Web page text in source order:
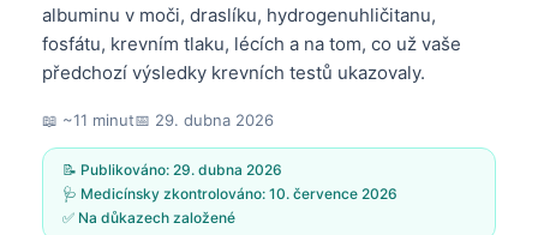
albuminu v moči, draslíku, hydrogenuhličitanu,
fosfátu, krevním tlaku, lécích a na tom, co už vaše
předchozí výsledky krevních testů ukazovaly.
📖 ~11 minut📅 29. dubna 2026
📝 Publikováno: 29. dubna 2026
🩺 Medicínsky zkontrolováno: 10. července 2026
✅ Na důkazech založené